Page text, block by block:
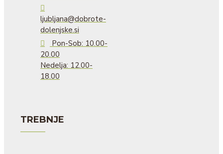
ljubljana@dobrote-
dolenjske.si
Pon-Sob: 10.00-
20.00
Nedelja: 12.00-
18.00
TREBNJE